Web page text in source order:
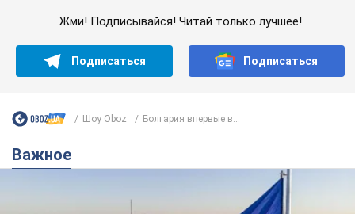
Какой была оригинальная версия гимна